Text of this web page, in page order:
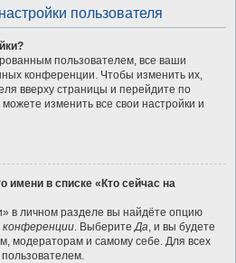
пользователя
пользователем, все ваши
конференции. Чтобы изменить их,
вверху страницы и перейдите по
изменить все свои настройки и
имени в списке «Кто сейчас на
в личном разделе вы найдёте опцию
. ВыберитеДа, и вы будете
модераторам и самому себе. Для всех